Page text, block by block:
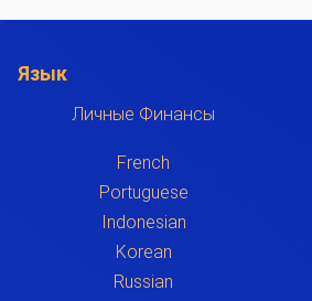
Язык
Личные Финансы
French
Portuguese
Indonesian
Korean
Russian